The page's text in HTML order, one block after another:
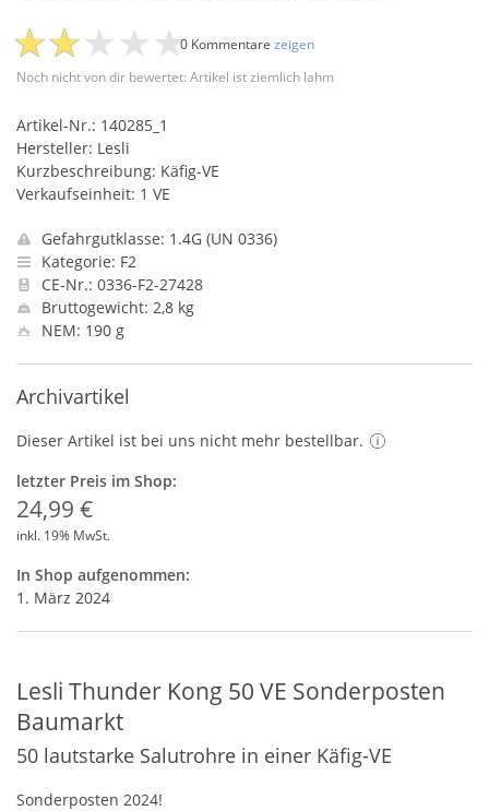
Noch nicht von dir bewertet: Artikel ist ziemlich lahm
0 Kommentare zeigen
Artikel-Nr.: 140285_1
Hersteller: Lesli
Kurzbeschreibung: Käfig-VE
Verkaufseinheit: 1 VE
Gefahrgutklasse: 1.4G (UN 0336)
Kategorie: F2
CE-Nr.: 0336-F2-27428
Bruttogewicht: 2,8 kg
NEM: 190 g
Archivartikel
Dieser Artikel ist bei uns nicht mehr bestellbar.
letzter Preis im Shop:
24,99 €
inkl. 19% MwSt.
In Shop aufgenommen:
1. März 2024
Lesli Thunder Kong 50 VE Sonderposten
Baumarkt
50 lautstarke Salutrohre in einer Käfig-VE
Sonderposten 2024!